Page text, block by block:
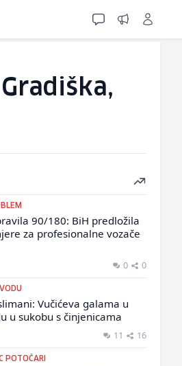
90/180: BiH predložila
za profesionalne vozače
0 0
Vučićeva galama u
u sukobu s činjenicama
11 16
POTOČARI